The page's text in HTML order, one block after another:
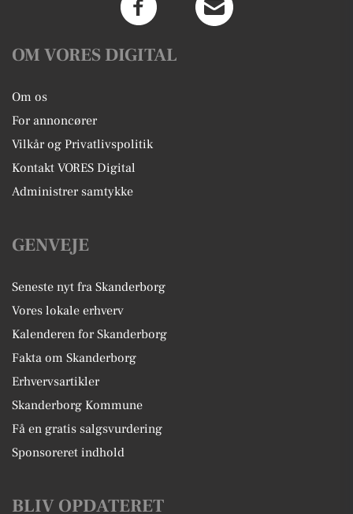
OM VORES DIGITAL
Om os
For annoncører
Vilkår og Privatlivspolitik
Kontakt VORES Digital
Administrer samtykke
GENVEJE
Seneste nyt fra Skanderborg
Vores lokale erhverv
Kalenderen for Skanderborg
Fakta om Skanderborg
Erhvervsartikler
Skanderborg Kommune
Få en gratis salgsvurdering
Sponsoreret indhold
BLIV OPDATERET